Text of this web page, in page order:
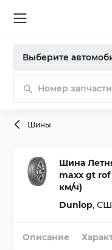
Выберите
Номер запчасти
Шины
Шина
maxx gt rof
км/ч)
Dunlop,
Описание